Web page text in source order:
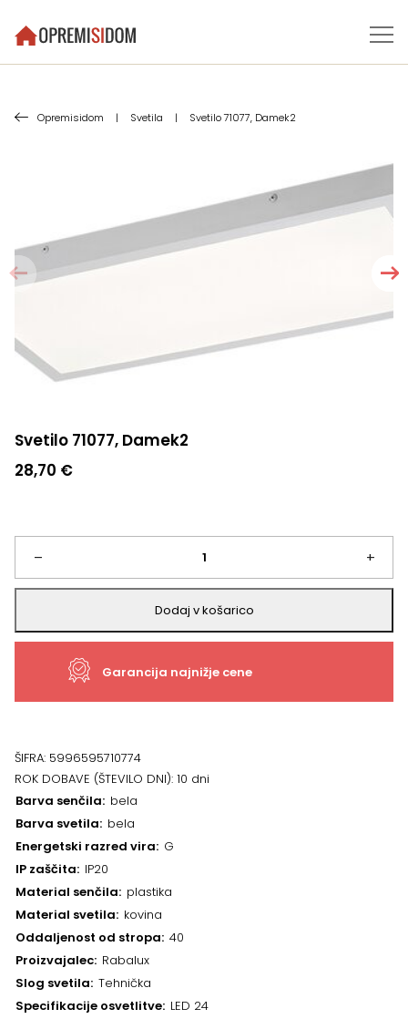
Opremisidom | Svetila | Svetilo 71077, Damek2
Svetilo 71077, Damek2
28,70 €
–
Svetilo
71077,
Damek2
+
Dodaj v košarico
Garancija najnižje cene
ŠIFRA: 5996595710774
ROK DOBAVE (ŠTEVILO DNI): 10 dni
Barva senčila bela
Barva svetila bela
Energetski razred vira G
IP zaščita IP20
Material senčila plastika
Material svetila kovina
Oddaljenost od stropa 40
Proizvajalec Rabalux
Slog svetila Tehnička
Specifikacije osvetlitve LED 24